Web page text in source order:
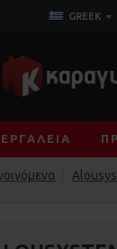
GREEK
ΕΡΓΑΛΕΊΑ